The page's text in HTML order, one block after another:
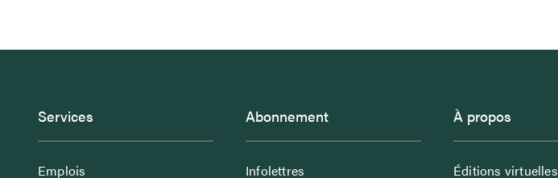
Services
Emplois
Abonnement
Infolettres
À propos
Éditions virtuelles